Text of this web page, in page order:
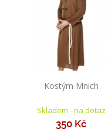
Kostým Mnich
Skladem - na dotaz
350 Kč